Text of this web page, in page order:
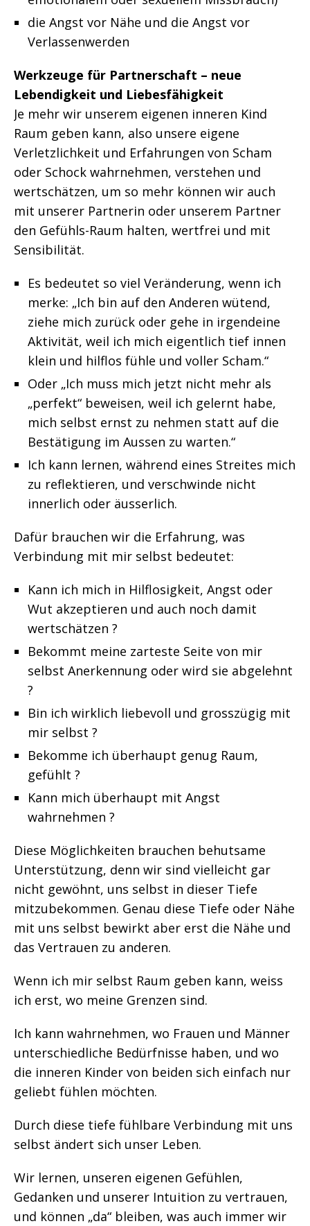
die Angst vor Nähe und die Angst vor
Verlassenwerden
Werkzeuge für Partnerschaft – neue
Lebendigkeit und Liebesfähigkeit
Je mehr wir unserem eigenen inneren Kind
Raum geben kann, also unsere eigene
Verletzlichkeit und Erfahrungen von Scham
oder Schock wahrnehmen, verstehen und
wertschätzen, um so mehr können wir auch
mit unserer Partnerin oder unserem Partner
den Gefühls-Raum halten, wertfrei und mit
Sensibilität.
Es bedeutet so viel Veränderung, wenn ich
merke: „Ich bin auf den Anderen wütend,
ziehe mich zurück oder gehe in irgendeine
Aktivität, weil ich mich eigentlich tief innen
klein und hilflos fühle und voller Scham.“
Oder „Ich muss mich jetzt nicht mehr als
„perfekt“ beweisen, weil ich gelernt habe,
mich selbst ernst zu nehmen statt auf die
Bestätigung im Aussen zu warten.“
Ich kann lernen, während eines Streites mich
zu reflektieren, und verschwinde nicht
innerlich oder äusserlich.
Dafür brauchen wir die Erfahrung, was
Verbindung mit mir selbst bedeutet:
Kann ich mich in Hilflosigkeit, Angst oder
Wut akzeptieren und auch noch damit
wertschätzen ?
Bekommt meine zarteste Seite von mir
selbst Anerkennung oder wird sie abgelehnt
?
Bin ich wirklich liebevoll und grosszügig mit
mir selbst ?
Bekomme ich überhaupt genug Raum,
gefühlt ?
Kann mich überhaupt mit Angst
wahrnehmen ?
Diese Möglichkeiten brauchen behutsame
Unterstützung, denn wir sind vielleicht gar
nicht gewöhnt, uns selbst in dieser Tiefe
mitzubekommen. Genau diese Tiefe oder Nähe
mit uns selbst bewirkt aber erst die Nähe und
das Vertrauen zu anderen.
Wenn ich mir selbst Raum geben kann, weiss
ich erst, wo meine Grenzen sind.
Ich kann wahrnehmen, wo Frauen und Männer
unterschiedliche Bedürfnisse haben, und wo
die inneren Kinder von beiden sich einfach nur
geliebt fühlen möchten.
Durch diese tiefe fühlbare Verbindung mit uns
selbst ändert sich unser Leben.
Wir lernen, unseren eigenen Gefühlen,
Gedanken und unserer Intuition zu vertrauen,
und können „da“ bleiben, was auch immer wir